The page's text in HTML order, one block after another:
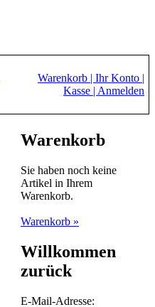
Warenkorb | Ihr Konto |
Kasse | Anmelden
Warenkorb
Sie haben noch keine
Artikel in Ihrem
Warenkorb.
Warenkorb »
Willkommen
zurück
E-Mail-Adresse: